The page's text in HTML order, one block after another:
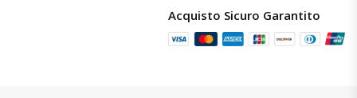
Acquisto Sicuro Garantito